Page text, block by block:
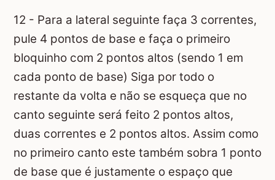
12 - Para a lateral seguinte faça 3 correntes,
pule 4 pontos de base e faça o primeiro
bloquinho com 2 pontos altos (sendo 1 em
cada ponto de base) Siga por todo o
restante da volta e não se esqueça que no
canto seguinte será feito 2 pontos altos,
duas correntes e 2 pontos altos. Assim como
no primeiro canto este também sobra 1 ponto
de base que é justamente o espaço que